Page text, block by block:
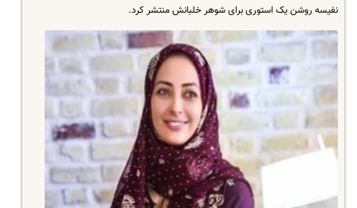
نفیسه روشن یک استوری برای شوهر خلبانش منتشر کرد.